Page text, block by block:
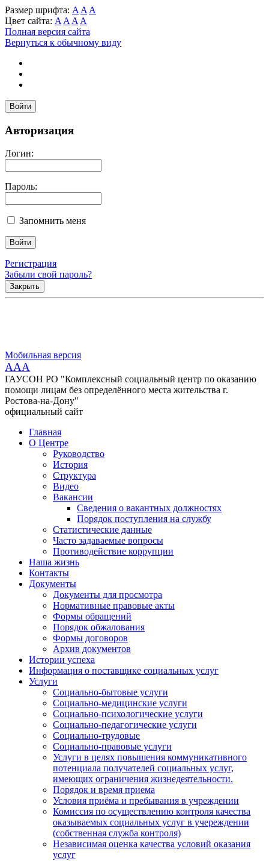
Размер шрифта: A A A
Цвет сайта: A A A A
Полная версия сайта
Вернуться к обычному виду
Войти
Авторизация
Логин:
Пароль:
Запомнить меня
Регистрация
Забыли свой пароль?
Закрыть
Мобильная версия
AAA
ГАУСОН РО "Комплексный социальный центр по оказанию
помощи лицам без определённого места жительства г.
Ростова-на-Дону"
официальный сайт
Главная
О Центре
Руководство
История
Структура
Видео
Вакансии
Сведения о вакантных должностях
Порядок поступления на службу
Статистические данные
Часто задаваемые вопросы
Противодействие коррупции
Наша жизнь
Контакты
Документы
Документы для просмотра
Нормативные правовые акты
Формы обращений
Порядок обжалования
Формы договоров
Архив документов
Истории успеха
Информация о поставщике социальных услуг
Услуги
Социально-бытовые услуги
Социально-медицинские услуги
Социально-психологические услуги
Социально-педагогические услуги
Социально-трудовые
Социально-правовые услуги
Услуги в целях повышения коммуникативного
потенциала получателей социальных услуг,
имеющих ограничения жизнедеятельности.
Порядок и время приема
Условия приёма и пребывания в учреждении
Комиссия по осуществлению контроля качества
оказываемых социальных услуг в учереждении
(собственная служба контроля)
Независимая оценка качества условий оказания
услуг